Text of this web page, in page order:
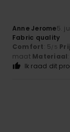
Anne Jerome5.
Fabric quality
Comfort: 5/5
maat Materiaal
Ik raad dit